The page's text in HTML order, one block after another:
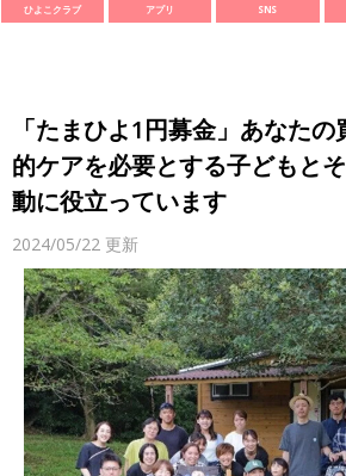
ひよこクラブ アプリ SNS
「たまひよ1円募金」あなた
的ケアを必要とする子どもと
動に役立っています
2024/05/22 更新